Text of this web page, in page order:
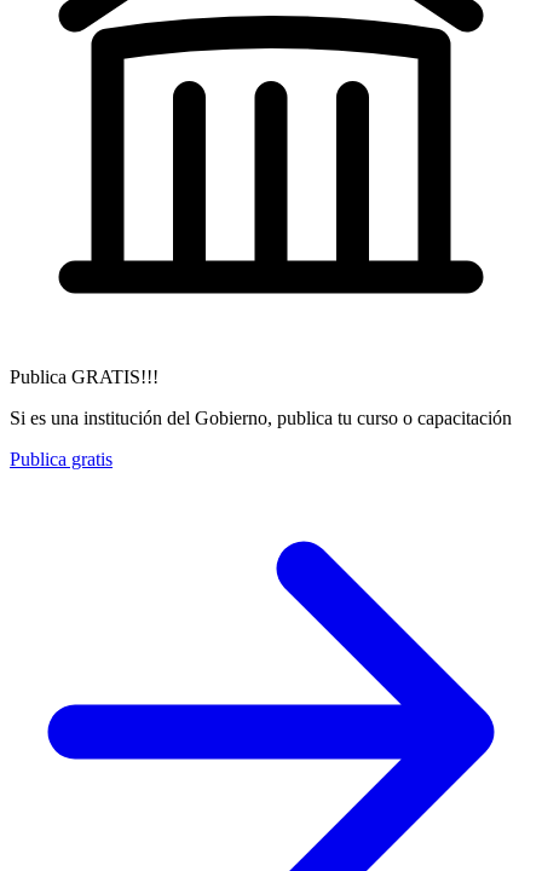
Publica GRATIS!!!
Si es una institución del Gobierno, publica tu curso o capacitación
Publica gratis